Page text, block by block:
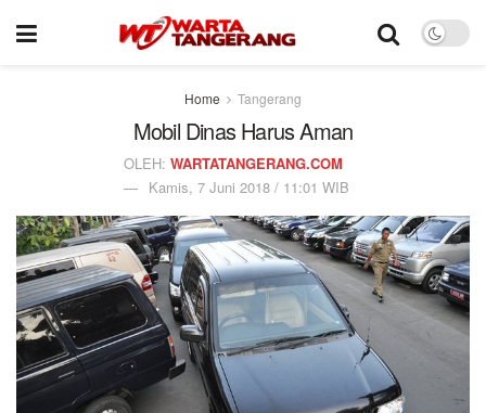
Home Tangerang
Mobil Dinas Harus Aman
OLEH: WARTATANGERANG.COM
Kamis, 7 Juni 2018 / 11:01 WIB